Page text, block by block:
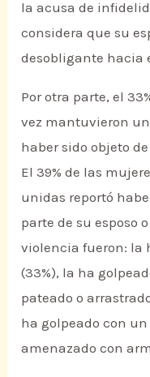
la acusa de
considera que su
desobligante hacia
Por otra parte, el
vez mantuvieron
haber sido objeto
El 39% de las
unidas reportó
parte de su esposo
violencia fueron: la
(33%), la ha
pateado o
ha golpeado con un
amenazado con